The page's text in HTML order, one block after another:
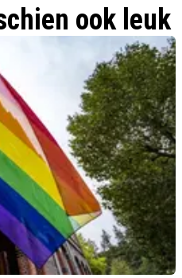
ook leuk